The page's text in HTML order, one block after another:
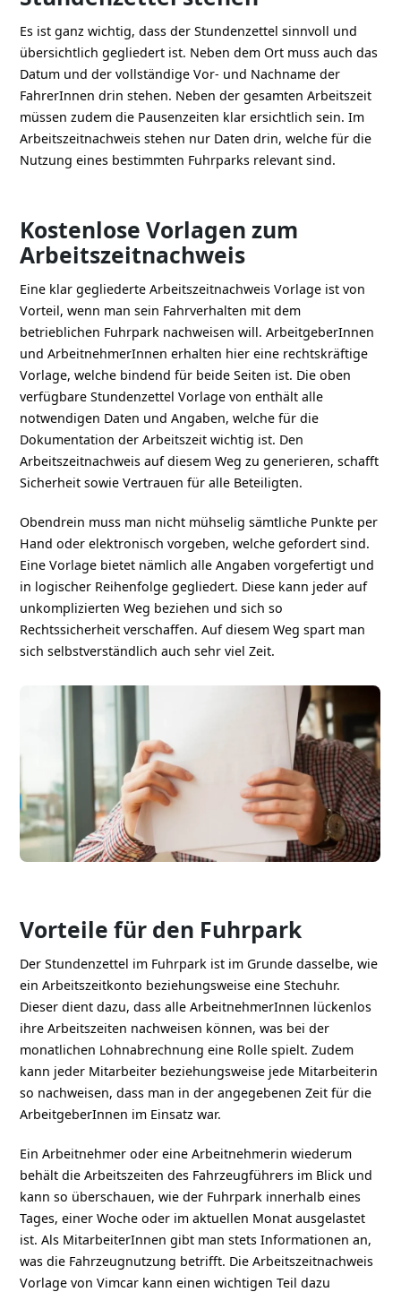
Es ist ganz wichtig, dass der Stundenzettel sinnvoll und
übersichtlich gegliedert ist. Neben dem Ort muss auch das
Datum und der vollständige Vor- und Nachname der
FahrerInnen drin stehen. Neben der gesamten Arbeitszeit
müssen zudem die Pausenzeiten klar ersichtlich sein. Im
Arbeitszeitnachweis stehen nur Daten drin, welche für die
Nutzung eines bestimmten Fuhrparks relevant sind.
Kostenlose Vorlagen zum
Arbeitszeitnachweis
Eine klar gegliederte Arbeitszeitnachweis Vorlage ist von
Vorteil, wenn man sein Fahrverhalten mit dem
betrieblichen Fuhrpark nachweisen will. ArbeitgeberInnen
und ArbeitnehmerInnen erhalten hier eine rechtskräftige
Vorlage, welche bindend für beide Seiten ist. Die oben
verfügbare Stundenzettel Vorlage von enthält alle
notwendigen Daten und Angaben, welche für die
Dokumentation der Arbeitszeit wichtig ist. Den
Arbeitszeitnachweis auf diesem Weg zu generieren, schafft
Sicherheit sowie Vertrauen für alle Beteiligten.
Obendrein muss man nicht mühselig sämtliche Punkte per
Hand oder elektronisch vorgeben, welche gefordert sind.
Eine Vorlage bietet nämlich alle Angaben vorgefertigt und
in logischer Reihenfolge gegliedert. Diese kann jeder auf
unkomplizierten Weg beziehen und sich so
Rechtssicherheit verschaffen. Auf diesem Weg spart man
sich selbstverständlich auch sehr viel Zeit.
Vorteile für den Fuhrpark
Der Stundenzettel im Fuhrpark ist im Grunde dasselbe, wie
ein Arbeitszeitkonto beziehungsweise eine Stechuhr.
Dieser dient dazu, dass alle ArbeitnehmerInnen lückenlos
ihre Arbeitszeiten nachweisen können, was bei der
monatlichen Lohnabrechnung eine Rolle spielt. Zudem
kann jeder Mitarbeiter beziehungsweise jede Mitarbeiterin
so nachweisen, dass man in der angegebenen Zeit für die
ArbeitgeberInnen im Einsatz war.
Ein Arbeitnehmer oder eine Arbeitnehmerin wiederum
behält die Arbeitszeiten des Fahrzeugführers im Blick und
kann so überschauen, wie der Fuhrpark innerhalb eines
Tages, einer Woche oder im aktuellen Monat ausgelastet
ist. Als MitarbeiterInnen gibt man stets Informationen an,
was die Fahrzeugnutzung betrifft. Die Arbeitszeitnachweis
Vorlage von Vimcar kann einen wichtigen Teil dazu